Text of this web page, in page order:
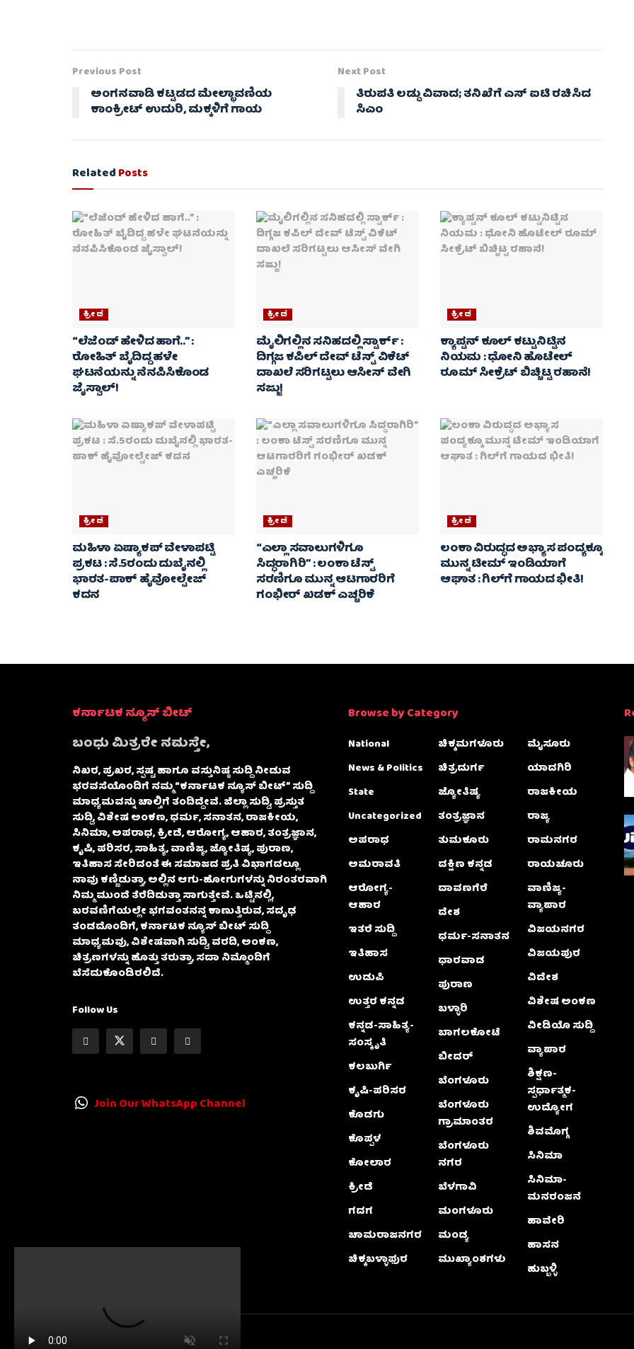
Previous Post
ಅಂಗನವಾಡಿ ಕಟ್ಟಡದ ಮೇಲ್ಛಾವಣಿಯ
ಕಾಂಕ್ರೀಟ್ ಉದುರಿ, ಮಕ್ಕಳಿಗೆ ಗಾಯ
Next Post
ತಿರುಪತಿ ಲಡ್ಡು ವಿವಾದ; ತನಿಖೆಗೆ ಎಸ್ ಐಟಿ ರಚಿಸಿದ
ಸಿಎಂ
RelatedPosts
ಕ್ರೀಡೆ
“ಲೆಜೆಂಡ್ ಹೇಳಿದ ಹಾಗೆ..” :
ರೋಹಿತ್ ಬೈದಿದ್ದ ಹಳೇ
ಘಟನೆಯನ್ನು ನೆನಪಿಸಿಕೊಂಡ
ಜೈಸ್ವಾಲ್!
ಕ್ರೀಡೆ
ಮೈಲಿಗಲ್ಲಿನ ಸನಿಹದಲ್ಲಿ ಸ್ಟಾರ್ಕ್ :
ದಿಗ್ಗಜ ಕಪಿಲ್ ದೇವ್ ಟೆಸ್ಟ್ ವಿಕೆಟ್
ದಾಖಲೆ ಸರಿಗಟ್ಟಲು ಆಸೀಸ್ ವೇಗಿ
ಸಜ್ಜು!
ಕ್ರೀಡೆ
ಕ್ಯಾಪ್ಟನ್ ಕೂಲ್ ಕಟ್ಟುನಿಟ್ಟಿನ
ನಿಯಮ : ಧೋನಿ ಹೊಟೇಲ್
ರೂಮ್ ಸೀಕ್ರೆಟ್ ಬಿಚ್ಚಿಟ್ಟ ರಹಾನೆ!
ಕ್ರೀಡೆ
ಮಹಿಳಾ ಏಷ್ಯಾಕಪ್ ವೇಳಾಪಟ್ಟಿ
ಪ್ರಕಟ : ಸೆ.5ರಂದು ದುಬೈನಲ್ಲಿ
ಭಾರತ-ಪಾಕ್‌ ಹೈವೋಲ್ಟೇಜ್
ಕದನ
ಕ್ರೀಡೆ
“ಎಲ್ಲಾ ಸವಾಲುಗಳಿಗೂ
ಸಿದ್ಧರಾಗಿರಿ” : ಲಂಕಾ ಟೆಸ್ಟ್
ಸರಣಿಗೂ ಮುನ್ನ ಆಟಗಾರರಿಗೆ
ಗಂಭೀರ್ ಖಡಕ್ ಎಚ್ಚರಿಕೆ
ಕ್ರೀಡೆ
ಲಂಕಾ ವಿರುದ್ಧದ ಅಭ್ಯಾಸ ಪಂದ್ಯಕ್ಕೂ
ಮುನ್ನ ಟೀಮ್ ಇಂಡಿಯಾಗೆ
ಆಘಾತ : ಗಿಲ್‌ಗೆ ಗಾಯದ ಭೀತಿ!
ಕರ್ನಾಟಕ ನ್ಯೂಸ್ ಬೀಟ್
ಬಂಧು ಮಿತ್ರರೇ ನಮಸ್ತೇ,
ನಿಖರ, ಪ್ರಖರ, ಸ್ಪಷ್ಟ ಹಾಗೂ ವಸ್ತುನಿಷ್ಠ ಸುದ್ದಿ ನೀಡುವ
ಭರವಸೆಯೊಂದಿಗೆ ನಮ್ಮ “ಕರ್ನಾಟಕ ನ್ಯೂಸ್ ಬೀಟ್” ಸುದ್ದಿ
ಮಾಧ್ಯಮವನ್ನು ಚಾಲ್ತಿಗೆ ತಂದಿದ್ದೇವೆ. ಜಿಲ್ಲಾ ಸುದ್ದಿ, ಪ್ರಸ್ತುತ
ಸುದ್ದಿ, ವಿಶೇಷ ಅಂಕಣ, ಧರ್ಮ, ಸನಾತನ, ರಾಜಕೀಯ,
ಸಿನಿಮಾ, ಅಪರಾಧ, ಕ್ರೀಡೆ, ಆರೋಗ್ಯ, ಆಹಾರ, ತಂತ್ರಜ್ಞಾನ,
ಕೃಷಿ, ಪರಿಸರ, ಸಾಹಿತ್ಯ, ವಾಣಿಜ್ಯ, ಜ್ಯೋತಿಷ್ಯ, ಪುರಾಣ,
ಇತಿಹಾಸ ಸೇರಿದಂತೆ ಈ ಸಮಾಜದ ಪ್ರತಿ ವಿಭಾಗದಲ್ಲೂ
ನಾವು ಕಣ್ಣಿಡುತ್ತಾ, ಅಲ್ಲಿನ ಆಗು-ಹೋಗುಗಳನ್ನು ನಿರಂತರವಾಗಿ
ನಿಮ್ಮ ಮುಂದೆ ತೆರೆದಿಡುತ್ತಾ ಸಾಗುತ್ತೇವೆ. ಒಟ್ಟಿನಲ್ಲಿ,
ಬರವಣಿಗೆಯಲ್ಲೇ ಭಗವಂತನನ್ನ ಕಾಣುತ್ತಿರುವ, ಸದೃಢ
ತಂಡದೊಂದಿಗೆ, ಕರ್ನಾಟಕ ನ್ಯೂಸ್ ಬೀಟ್ ಸುದ್ದಿ
ಮಾಧ್ಯಮವು, ವಿಶೇಷವಾಗಿ ಸುದ್ದಿ, ವರದಿ, ಅಂಕಣ,
ಚಿತ್ರಣಗಳನ್ನು ಹೊತ್ತು ತರುತ್ತಾ, ಸದಾ ನಿಮ್ಮೊಂದಿಗೆ
ಬೆಸೆದುಕೊಂಡಿರಲಿದೆ.
Follow Us
Join Our WhatsApp Channel
Browse by Category
National
News & Politics
State
Uncategorized
ಅಪರಾಧ
ಅಮರಾವತಿ
ಆರೋಗ್ಯ-
ಆಹಾರ
ಇತರೆ ಸುದ್ದಿ
ಇತಿಹಾಸ
ಉಡುಪಿ
ಉತ್ತರ ಕನ್ನಡ
ಕನ್ನಡ-ಸಾಹಿತ್ಯ-
ಸಂಸ್ಕೃತಿ
ಕಲಬುರ್ಗಿ
ಕೃಷಿ-ಪರಿಸರ
ಕೊಡಗು
ಕೊಪ್ಪಳ
ಕೋಲಾರ
ಕ್ರೀಡೆ
ಗದಗ
ಚಾಮರಾಜನಗರ
ಚಿಕ್ಕಬಳ್ಳಾಫುರ
ಚಿಕ್ಕಮಗಳೂರು
ಚಿತ್ರದುರ್ಗ
ಜ್ಯೋತಿಷ್ಯ
ತಂತ್ರಜ್ಞಾನ
ತುಮಕೂರು
ದಕ್ಷಿಣ ಕನ್ನಡ
ದಾವಣಗೆರೆ
ದೇಶ
ಧರ್ಮ-ಸನಾತನ
ಧಾರವಾಡ
ಪುರಾಣ
ಬಳ್ಳಾರಿ
ಬಾಗಲಕೋಟೆ
ಬೀದರ್
ಬೆಂಗಳೂರು
ಬೆಂಗಳೂರು
ಗ್ರಾಮಾಂತರ
ಬೆಂಗಳೂರು
ನಗರ
ಬೆಳಗಾವಿ
ಮಂಗಳೂರು
ಮಂಡ್ಯ
ಮುಖ್ಯಾಂಶಗಳು
ಮೈಸೂರು
ಯಾದಗಿರಿ
ರಾಜಕೀಯ
ರಾಜ್ಯ
ರಾಮನಗರ
ರಾಯಚೂರು
ವಾಣಿಜ್ಯ-
ವ್ಯಾಪಾರ
ವಿಜಯನಗರ
ವಿಜಯಪುರ
ವಿದೇಶ
ವಿಶೇಷ ಅಂಕಣ
ವೀಡಿಯೊ ಸುದ್ದಿ
ವ್ಯಾಪಾರ
ಶಿಕ್ಷಣ-
ಸ್ಪರ್ಧಾತ್ಮಕ-
ಉದ್ಯೋಗ
ಶಿವಮೊಗ್ಗ
ಸಿನಿಮಾ
ಸಿನಿಮಾ-
ಮನರಂಜನೆ
ಹಾವೇರಿ
ಹಾಸನ
ಹುಬ್ಬಳ್ಳಿ
Karnatakanewsbeat